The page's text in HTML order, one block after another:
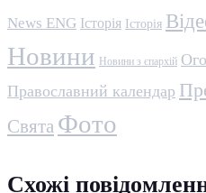
News ENG Історія Історія
Новини Новини з єпархій
Православний календар
Свята Фото
Схожі